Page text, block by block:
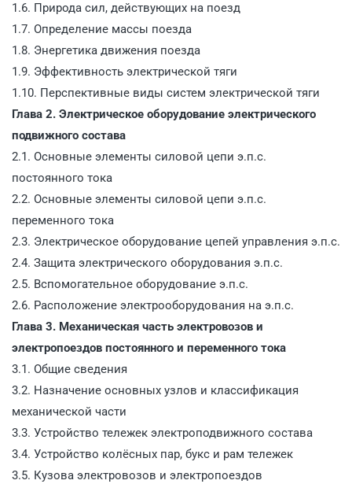
1.6. Природа сил, действующих на поезд
1.7. Определение массы поезда
1.8. Энергетика движения поезда
1.9. Эффективность электрической тяги
1.10. Перспективные виды систем электрической тяги
Глава 2. Электрическое оборудование электрического
подвижного состава
2.1. Основные элементы силовой цепи э.п.с.
постоянного тока
2.2. Основные элементы силовой цепи э.п.с.
переменного тока
2.3. Электрическое оборудование цепей управления э.п.с.
2.4. Защита электрического оборудования э.п.с.
2.5. Вспомогательное оборудование э.п.с.
2.6. Расположение электрооборудования на э.п.с.
Глава 3. Механическая часть электровозов и
электропоездов постоянного и переменного тока
3.1. Общие сведения
3.2. Назначение основных узлов и классификация
механической части
3.3. Устройство тележек электроподвижного состава
3.4. Устройство колёсных пар, букс и рам тележек
3.5. Кузова электровозов и электропоездов